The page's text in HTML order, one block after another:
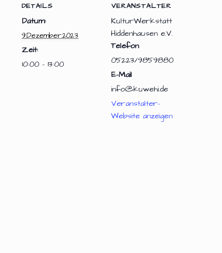
DETAILS
Datum:
9.Dezember.2023
Zeit:
10:00 - 13:00
VERANSTALTER
KulturWerkstatt
Hiddenhausen e.V.
Telefon
05223/9859880
E-Mail
info@kuwehi.de
Veranstalter-
Website anzeigen